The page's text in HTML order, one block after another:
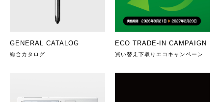
GENERAL CATALOG
総合カタログ
ECO TRADE-IN CAMPAIGN
買い替え下取りエコキャンペーン